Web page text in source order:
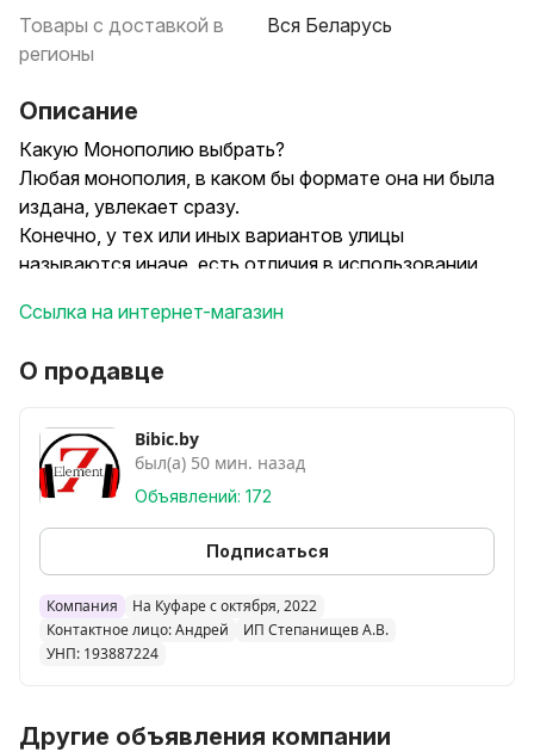
Товары с доставкой в
регионы
Вся Беларусь
Описание
Какую Монополию выбрать?
Любая монополия, в каком бы формате она ни была
издана, увлекает сразу.
Конечно, у тех или иных вариантов улицы
называются иначе, есть отличия в использовании
имеет свою тему.
позволяет каждому выбрать игру по вкусу.
Настольная игра Монополия классическая- цена 35
руб
Настольная игра Монополия Империя- цена 40 руб
Настольная игра Монополия Большая Афера- цена
Настольная игра Монополия с банковскими
карточками- цена 70 руб
Ссылка на интернет-магазин
О продавце
Bibic.by
был(а) 50 мин. назад
Объявлений: 172
Подписаться
Компания
На Куфаре с октября, 2022
Контактное лицо: Андрей
ИП Степанищев А.В.
УНП: 193887224
Другие объявления компании